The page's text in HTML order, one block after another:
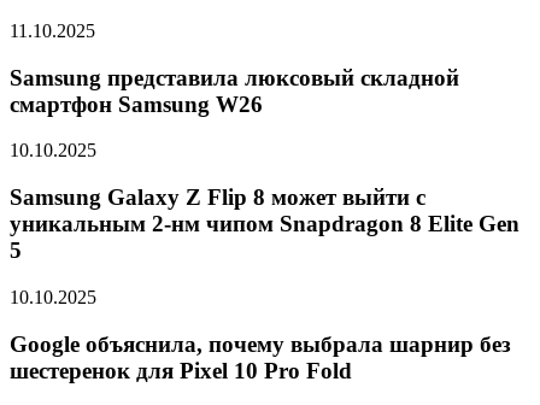
11.10.2025
Samsung представила люксовый складной
смартфон Samsung W26
10.10.2025
Samsung Galaxy Z Flip 8 может выйти с
уникальным 2-нм чипом Snapdragon 8 Elite Gen
5
10.10.2025
Google объяснила, почему выбрала шарнир без
шестеренок для Pixel 10 Pro Fold